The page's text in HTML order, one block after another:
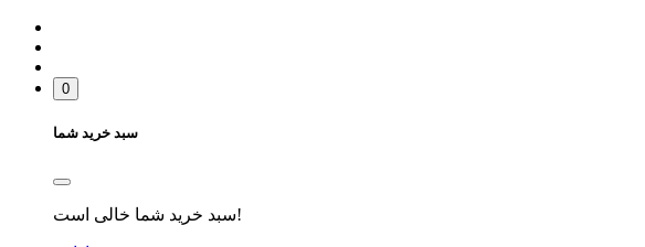
0
سبد خرید شما
سبد خرید شما خالی است!